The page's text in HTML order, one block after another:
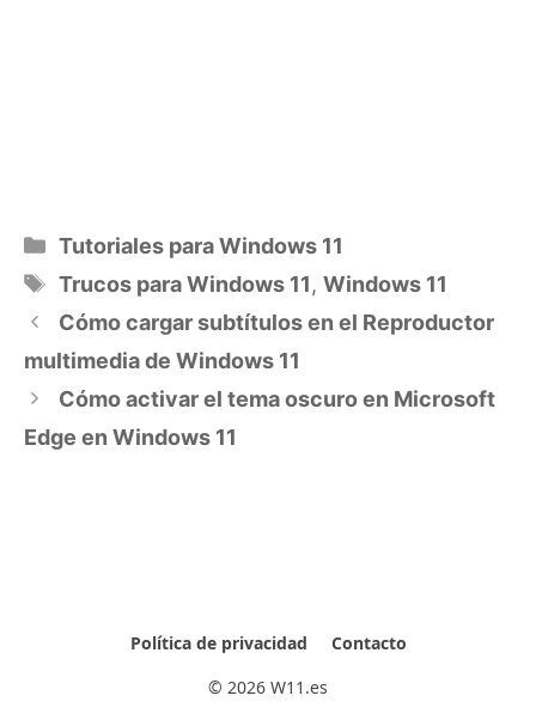
Categorías
Tutoriales para Windows 11
Etiquetas
Trucos para Windows 11, Windows 11
Cómo cargar subtítulos en el Reproductor
multimedia de Windows 11
Cómo activar el tema oscuro en Microsoft
Edge en Windows 11
Política de privacidad
Contacto
© 2026 W11.es